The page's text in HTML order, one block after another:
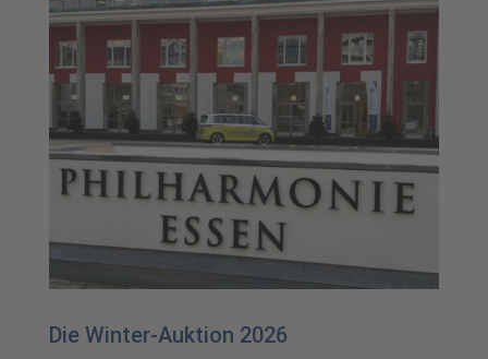
Die Winter-Auktion 2026